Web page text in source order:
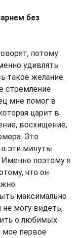
без
потому
удивлять
такое желание.
стремление
мне помог в
царит в
восхищение,
Это
эти минуты
Именно поэтому я
что он
максимально
не могу видеть,
о любимых
мое первое